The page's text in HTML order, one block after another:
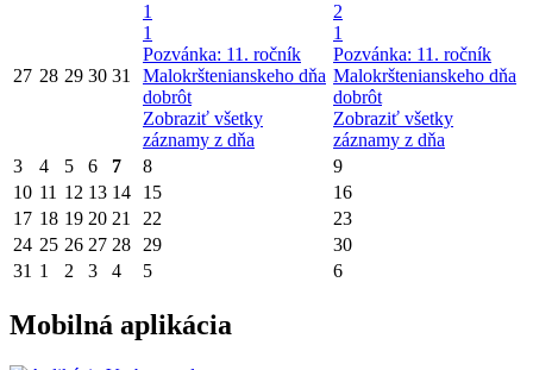
27 28 29 30 31
1
1
Pozvánka: 11. ročník
Malokrštenianskeho dňa
dobrôt
Zobraziť všetky
záznamy z dňa
2
1
Pozvánka: 11. ročník
Malokrštenianskeho dňa
dobrôt
Zobraziť všetky
záznamy z dňa
3
4 5 6 7 8
9
10 11 12 13 14 15
16
17 18 19 20 21 22
23
24 25 26 27 28 29
30
31 1 2 3 4 5 6
Mobilná aplikácia